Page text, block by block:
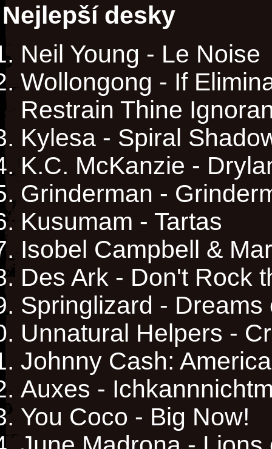
Nejlepší desky
Neil Young - Le Noise
Wollongong - If
Restrain Thine
Kylesa - Spiral
K.C. McKanzie -
Grinderman -
Kusumam - Tartas
Isobel Campbell &
Des Ark - Don't Rock
Springlizard - Dreams
Unnatural Helpers -
Johnny Cash:
Auxes -
You Coco - Big Now!